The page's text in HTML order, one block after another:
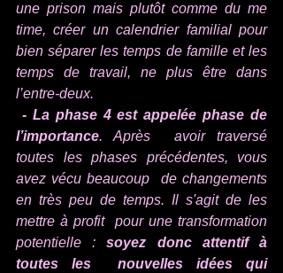
une prison mais plutôt comme du me
time, créer un calendrier familial pour
bien séparer les temps de famille et les
temps de travail, ne plus être dans
l’entre-deux.
- La phase 4 est appelée phase de
l’importance. Après  avoir traversé
toutes les phases précédentes, vous
avez vécu beaucoup  de changements
en très peu de temps. Il s'agit de les
mettre à profit  pour une transformation
potentielle : soyez donc attentif à
toutes les  nouvelles idées qui